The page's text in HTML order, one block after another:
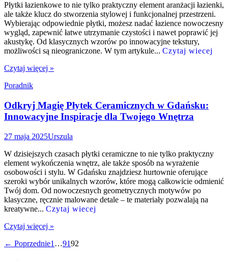
Płytki łazienkowe to nie tylko praktyczny element aranżacji łazienki,
ale także klucz do stworzenia stylowej i funkcjonalnej przestrzeni.
Wybierając odpowiednie płytki, możesz nadać łazience nowoczesny
wygląd, zapewnić łatwe utrzymanie czystości i nawet poprawić jej
akustykę. Od klasycznych wzorów po innowacyjne tekstury,
możliwości są nieograniczone. W tym artykule... Czytaj wiecej
Czytaj więcej »
Poradnik
Odkryj Magię Płytek Ceramicznych w Gdańsku:
Innowacyjne Inspiracje dla Twojego Wnętrza
27 maja 2025Urszula
W dzisiejszych czasach płytki ceramiczne to nie tylko praktyczny
element wykończenia wnętrz, ale także sposób na wyrażenie
osobowości i stylu. W Gdańsku znajdziesz hurtownie oferujące
szeroki wybór unikalnych wzorów, które mogą całkowicie odmienić
Twój dom. Od nowoczesnych geometrycznych motywów po
klasyczne, ręcznie malowane detale – te materiały pozwalają na
kreatywne... Czytaj wiecej
Czytaj więcej »
Nawigacja
← Poprzednie1 …9192